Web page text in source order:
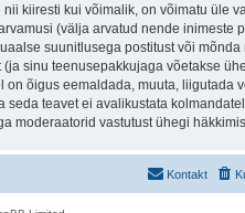
kiiresti kui võimalik, on võimatu üle
(välja arvatud nende inimeste
suunitlusega postitust või
sinu teenusepakkujaga võetakse
õigus eemaldada, muuta, liigutada
teavet ei avalikustata
moderaatorid vastutust ühegi
Kontakt